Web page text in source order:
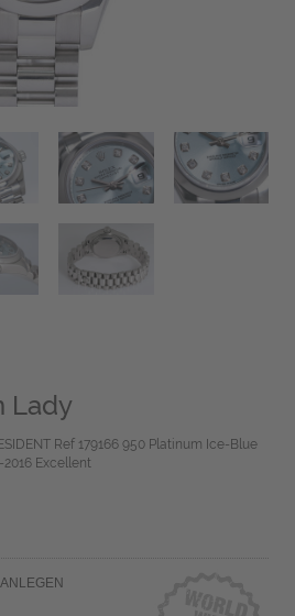
Lady
Ref 179166 950 Platinum Ice-Blue
Excellent